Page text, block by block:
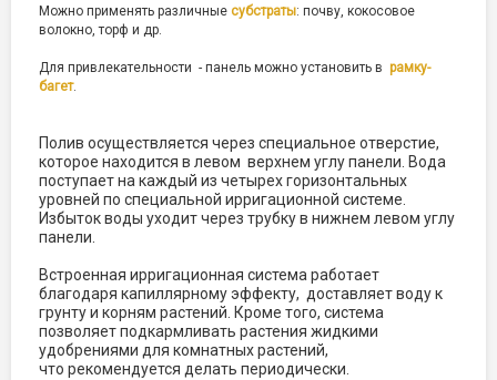
Можно применять различные субстраты: почву, кокосовое
волокно, торф и др.
Для привлекательности - панель можно установить в рамку-
багет.
Полив осуществляется через специальное отверстие,
которое находится в левом верхнем углу панели. Вода
поступает на каждый из четырех горизонтальных
уровней по специальной ирригационной системе.
Избыток воды уходит через трубку в нижнем левом углу
панели.
Встроенная ирригационная система работает
благодаря капиллярному эффекту, доставляет воду к
грунту и корням растений. Кроме того, система
позволяет подкармливать растения жидкими
удобрениями для комнатных растений,
что рекомендуется делать периодически.